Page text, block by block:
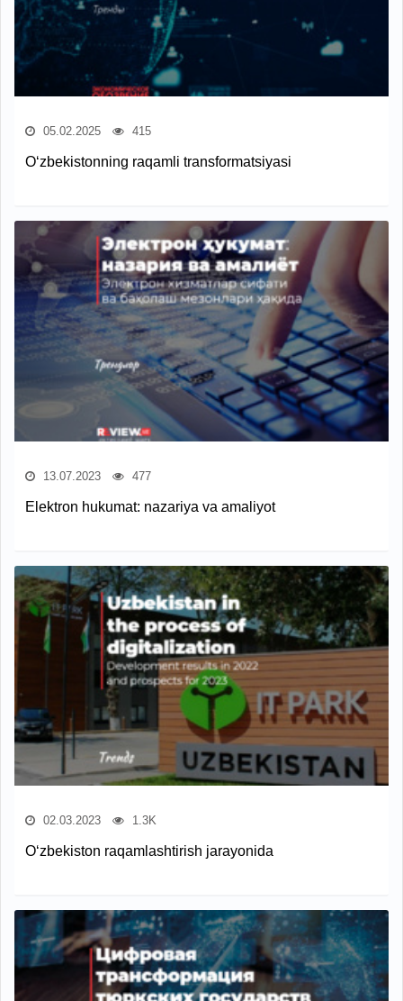
05.02.2025 415
O‘zbekistonning raqamli transformatsiyasi
13.07.2023 477
Elektron hukumat: nazariya va amaliyot
02.03.2023 1.3K
O‘zbekiston raqamlashtirish jarayonida